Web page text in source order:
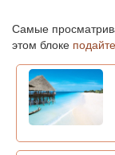
Самые
этом блоке